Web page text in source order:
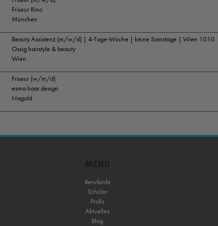
Friseur Rino
München
Beauty Assistenz (m/w/d) | 4-Tage-Woche | keine Samstage | Wien 1010
Ossig hairstyle & beauty
Wien
Friseur (w/m/d)
esma.haar.design
Nagold
Berufsinfo
Schüler
Profis
Aktuelles
Blog